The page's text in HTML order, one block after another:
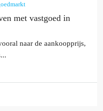
met vastgoed in
naar de aankoopprijs,